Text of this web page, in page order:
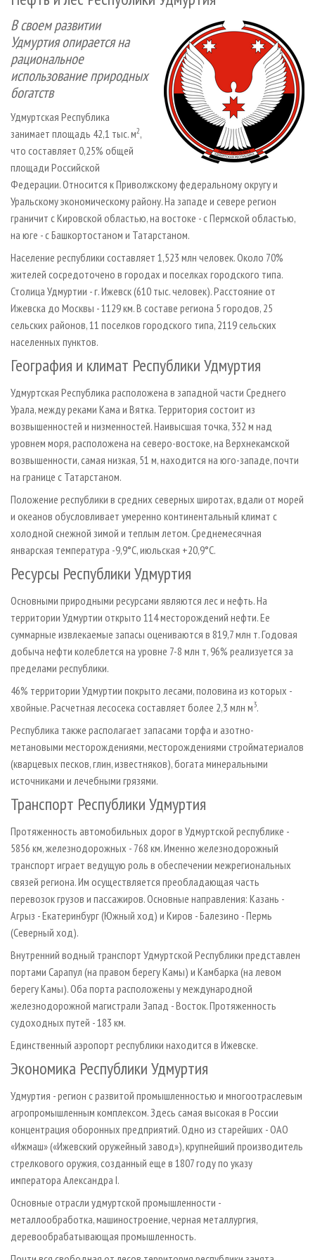
СУШКА ДРЕВЕСИНЫ
ПРОИЗВОДСТВО ДРЕВЕСНЫХ ПЛИТ
ДЕРЕВЯННОЕ ДОМОСТРОЕНИЕ
ПРОИЗВОДСТВО МЕБЕЛИ
БИОЭНЕРГЕТИКА
ЦБП
ИНСТРУМЕНТ И МАТЕРИАЛЫ
ПЕРСОНЫ
МОБИЛЬНЫЕ ВЫСТАВКИ
ОФИЦИАЛЬНЫЕ ДЕЛЕГАЦИИ
ПРИОРИТЕТНЫЕ ИНВЕСТПРОЕКТЫ
RUSSIAN FORESTRY REVIEW
ГАЗЕТА ЛЕСПРОМФОРУМ
БИБЛИОТЕКА СПЕЦИАЛИСТА
КОНТАКТЫ
РЕКЛАМА
РЕКЛАМА НА САЙТЕ
В своем развитии
Удмуртия опирается на
рациональное
использование природных
богатств
Удмуртская Республика
занимает площадь 42,1 тыс. м2,
что составляет 0,25% общей
площади Российской
Федерации. Относится к Приволжскому федеральному округу и
Уральскому экономическому району. На западе и севере регион
граничит с Кировской областью, на востоке - с Пермской областью,
на юге - с Башкортостаном и Татарстаном.
Население республики составляет 1,523 млн человек. Около 70%
жителей сосредоточено в городах и поселках городского типа.
Столица Удмуртии - г. Ижевск (610 тыс. человек). Расстояние от
Ижевска до Москвы - 1129 км. В составе региона 5 городов, 25
сельских районов, 11 поселков городского типа, 2119 сельских
населенных пунктов.
География и климат Республики Удмуртия
Удмуртская Республика расположена в западной части Среднего
Урала, между реками Кама и Вятка. Территория состоит из
возвышенностей и низменностей. Наивысшая точка, 332 м над
уровнем моря, расположена на северо-востоке, на Верхнекамской
возвышенности, самая низкая, 51 м, находится на юго-западе, почти
на границе с Татарстаном.
Положение республики в средних северных широтах, вдали от морей
и океанов обусловливает умеренно континентальный климат с
холодной снежной зимой и теплым летом. Среднемесячная
январская температура -9,9°С, июльская +20,9°С.
Ресурсы Республики Удмуртия
Основными природными ресурсами являются лес и нефть. На
территории Удмуртии открыто 114 месторождений нефти. Ее
суммарные извлекаемые запасы оцениваются в 819,7 млн т. Годовая
добыча нефти колеблется на уровне 7-8 млн т, 96% реализуется за
пределами республики.
46% территории Удмуртии покрыто лесами, половина из которых -
хвойные. Расчетная лесосека составляет более 2,3 млн м3.
Республика также располагает запасами торфа и азотно-
метановыми месторождениями, месторождениями стройматериалов
(кварцевых песков, глин, известняков), богата минеральными
источниками и лечебными грязями.
Транспорт Республики Удмуртия
Протяженность автомобильных дорог в Удмуртской республике -
5856 км, железнодорожных - 768 км. Именно железнодорожный
транспорт играет ведущую роль в обеспечении межрегиональных
связей региона. Им осуществляется преобладающая часть
перевозок грузов и пассажиров. Основные направления: Казань -
Агрыз - Екатеринбург (Южный ход) и Киров - Балезино - Пермь
(Северный ход).
Внутренний водный транспорт Удмуртской Республики представлен
портами Сарапул (на правом берегу Камы) и Камбарка (на левом
берегу Камы). Оба порта расположены у международной
железнодорожной магистрали Запад - Восток. Протяженность
судоходных путей - 183 км.
Единственный аэропорт республики находится в Ижевске.
Экономика Республики Удмуртия
Удмуртия - регион с развитой промышленностью и многоотраслевым
агропромышленным комплексом. Здесь самая высокая в России
концентрация оборонных предприятий. Одно из старейших - ОАО
«Ижмаш» («Ижевский оружейный завод»), крупнейший производитель
стрелкового оружия, созданный еще в 1807 году по указу
императора Александра I.
Основные отрасли удмуртской промышленности -
металлообработка, машиностроение, черная металлургия,
деревообрабатывающая промышленность.